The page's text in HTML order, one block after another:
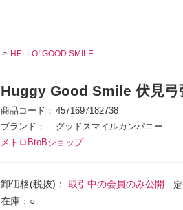
HELLO! GOOD SMILE
Huggy Good Smile 伏見弓
商品コード
4571697182738
ブランド
グッドスマイルカンパニー
メトロBtoBショップ
卸価格(税抜)： 取引中の会員のみ公開
在庫：○